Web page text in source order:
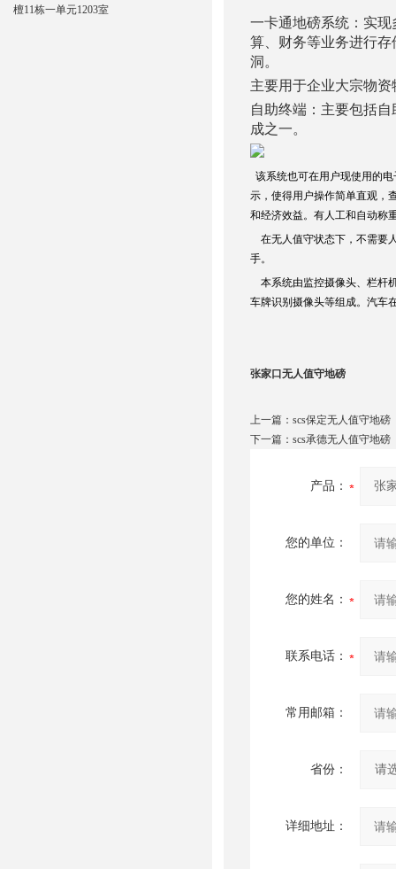
一卡通地磅系统：实
算、财务等业务进行
洞。
主要用于企业大宗物
自助终端：主要包括
成之一。
该系统也可在用户现使用的
示，使得用户操作简单直观，
和经济效益。有人工和自动称
在无人值守状态下，不需要
手。
本系统由监控摄像头、栏杆
车牌识别摄像头等组成。汽车
张家口无人值守地磅
上一篇： scs保定无人值守地磅
下一篇： scs承德无人值守地磅
产品：
您的单位：
您的姓名：
联系电话：
常用邮箱：
省份：
详细地址：
檀11栋一单元1203室